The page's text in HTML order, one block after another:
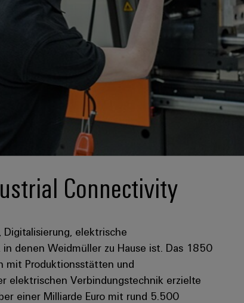
Connectivity
elektrische
denen Weidmüller zu Hause ist. Das 1850
mit Produktionsstätten und
elektrischen Verbindungstechnik erzielte
einer Milliarde Euro mit rund 5.500